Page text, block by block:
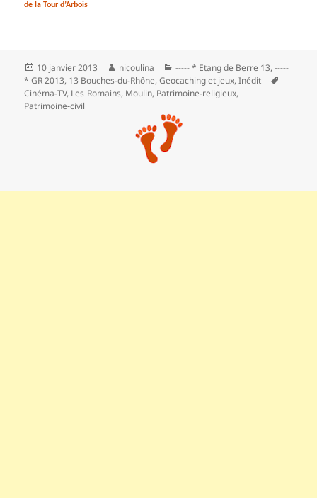
de la Tour d’Arbois
Publié
le
10 janvier 2013 Auteur
nicoulina Catégories
----- * Etang de Berre 13,-----
* GR 2013, 13 Bouches-du-Rhône,Geocaching et jeux,Inédit
Cinéma-TV, Les‑Romains, Moulin, Patrimoine-religieux,
Patrimoine‑civil